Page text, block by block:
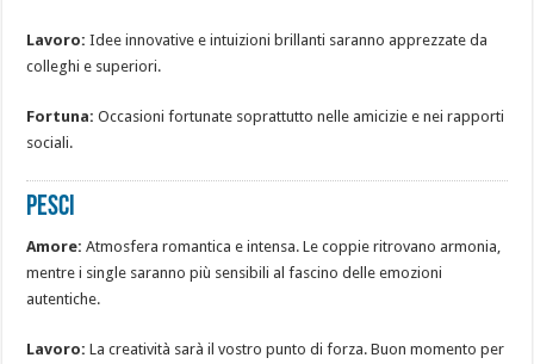
Lavoro: Idee innovative e intuizioni brillanti saranno apprezzate da
colleghi e superiori.
Fortuna: Occasioni fortunate soprattutto nelle amicizie e nei rapporti
sociali.
PESCI
Amore: Atmosfera romantica e intensa. Le coppie ritrovano armonia,
mentre i single saranno più sensibili al fascino delle emozioni
autentiche.
Lavoro: La creatività sarà il vostro punto di forza. Buon momento per